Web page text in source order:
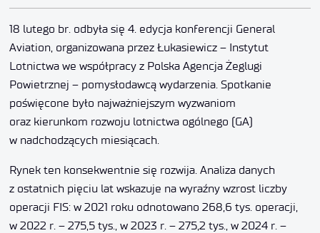
18 lutego br. odbyła się 4. edycja konferencji General
Aviation, organizowana przez Łukasiewicz – Instytut
Lotnictwa we współpracy z Polska Agencja Żeglugi
Powietrznej – pomysłodawcą wydarzenia. Spotkanie
poświęcone było najważniejszym wyzwaniom
oraz kierunkom rozwoju lotnictwa ogólnego (GA)
w nadchodzących miesiącach.
Rynek ten konsekwentnie się rozwija. Analiza danych
z ostatnich pięciu lat wskazuje na wyraźny wzrost liczby
operacji FIS: w 2021 roku odnotowano 268,6 tys. operacji,
w 2022 r. – 275,5 tys., w 2023 r. – 275,2 tys., w 2024 r. –